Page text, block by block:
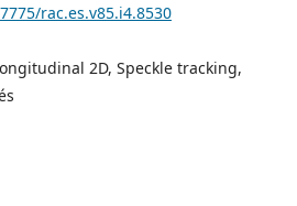
rac.es.v85.i4.8530
2D, Speckle tracking,